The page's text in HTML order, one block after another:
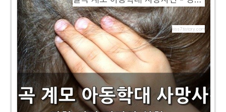
kiss7.tistory.com